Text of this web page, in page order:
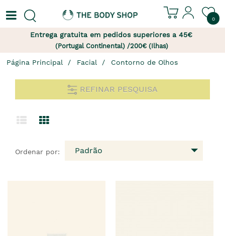
0
Entrega gratuita em pedidos superiores a 45€
(Portugal Continental) /200€ (Ilhas)
Página Principal Facial Contorno de Olhos
REFINAR PESQUISA
Ordenar por: Padrão